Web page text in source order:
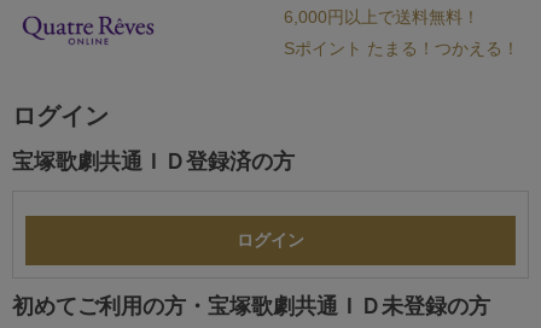
6,000円以上で送料無料！
Sポイント たまる！つかえる！
ログイン
宝塚歌劇共通ＩＤ登録済の方
初めてご利用の方・宝塚歌劇共通ＩＤ未登録の方